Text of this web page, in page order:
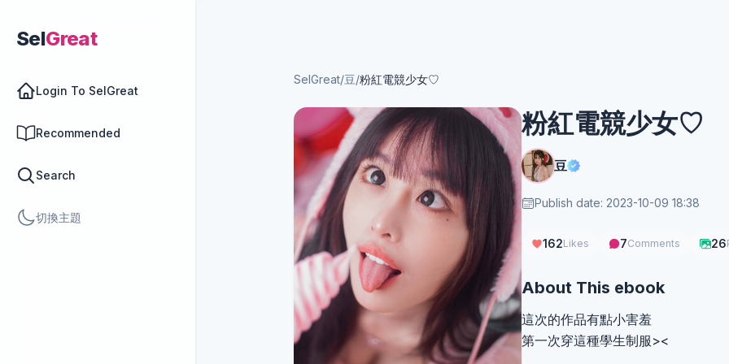
SelGreat
Login To SelGreat
Recommended
Search
切換主題
SelGreat/豆/粉紅電競少女♡
粉紅電競少女♡
豆
Publish date: 2023-10-09 18:38
162Likes 7Comments 26
About This ebook
這次的作品有點小害羞
第一次穿這種學生制服><